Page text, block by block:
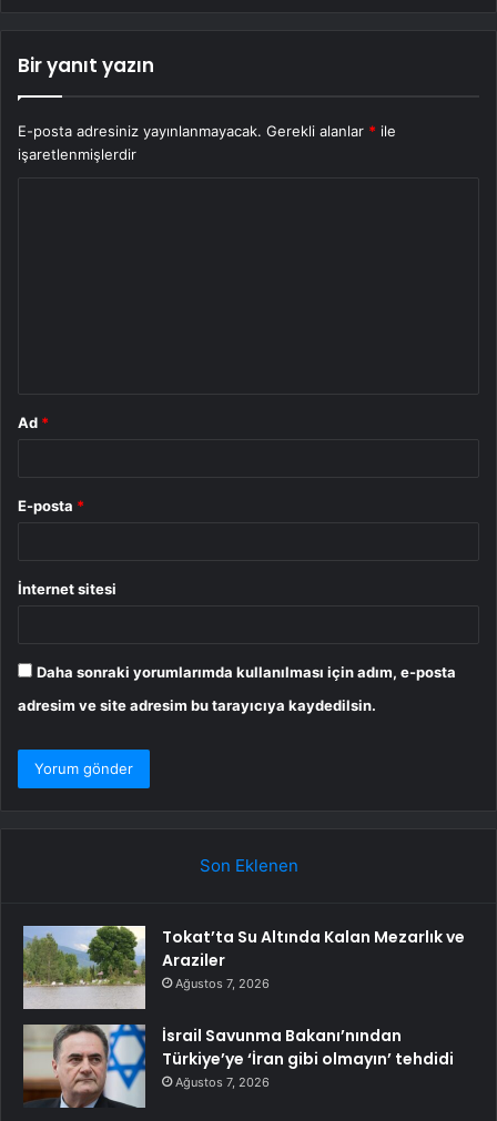
Bir yanıt yazın
E-posta adresiniz yayınlanmayacak. Gerekli alanlar * ile
işaretlenmişlerdir
Ad *
E-posta *
İnternet sitesi
Daha sonraki yorumlarımda kullanılması için adım, e-posta
adresim ve site adresim bu tarayıcıya kaydedilsin.
Son Eklenen
Tokat’ta Su Altında Kalan Mezarlık ve
Araziler
Ağustos 7, 2026
İsrail Savunma Bakanı’nından
Türkiye’ye ‘İran gibi olmayın’ tehdidi
Ağustos 7, 2026